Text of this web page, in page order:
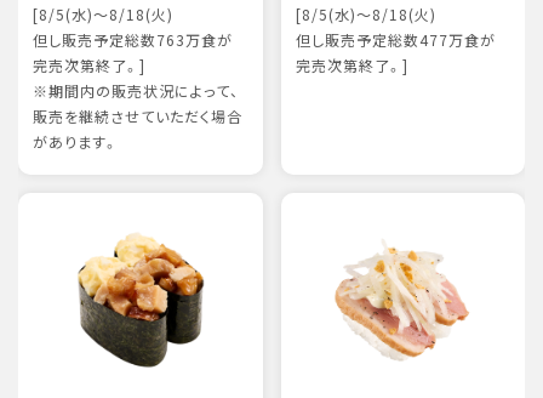
[8/5(水)～8/18(火)
但し販売予定総数763万食が
完売次第終了。]
※期間内の販売状況によって、
販売を継続させていただく場合
があります。
[8/5(水)～8/18(火)
但し販売予定総数477万食が
完売次第終了。]